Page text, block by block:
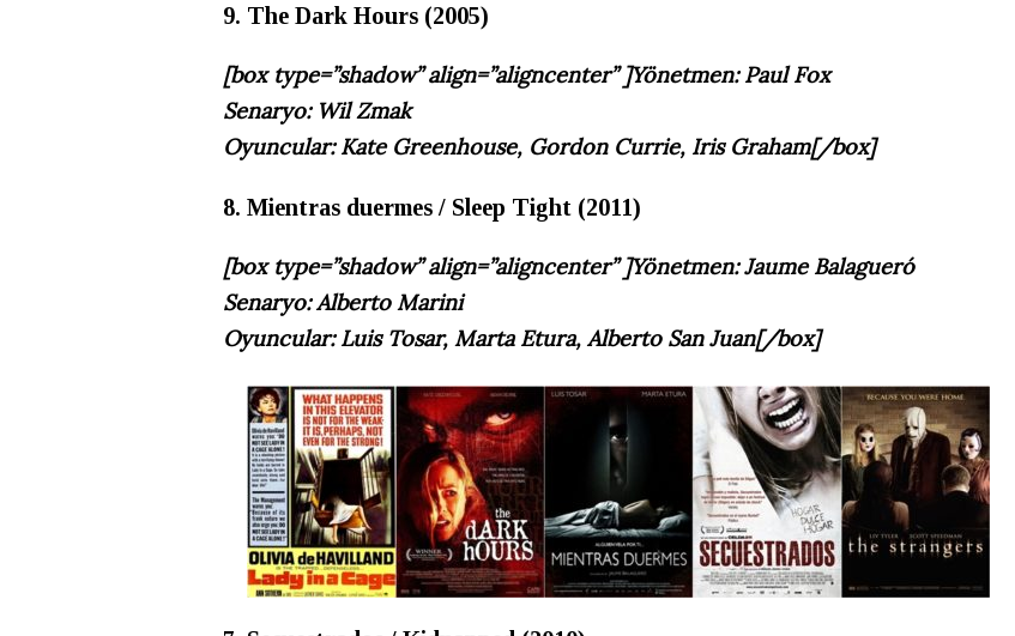
9. The Dark Hours (2005)
[box type=”shadow” align=”aligncenter” ]Yönetmen: Paul Fox
Senaryo: Wil Zmak
Oyuncular: Kate Greenhouse, Gordon Currie, Iris Graham[/box]
8. Mientras duermes / Sleep Tight (2011)
[box type=”shadow” align=”aligncenter” ]Yönetmen: Jaume Balagueró
Senaryo: Alberto Marini
Oyuncular: Luis Tosar, Marta Etura, Alberto San Juan[/box]